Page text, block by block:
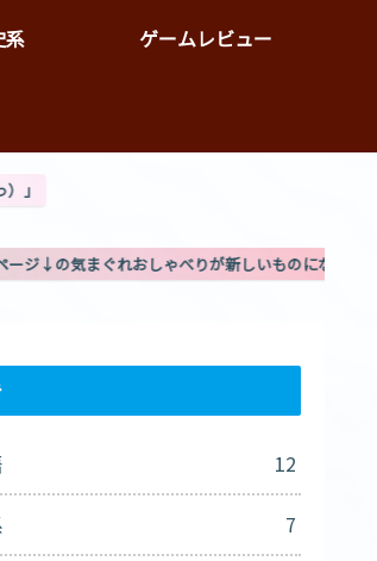
系 ゲームレビュー
いものになったぞ」(8/3更新)
12
7